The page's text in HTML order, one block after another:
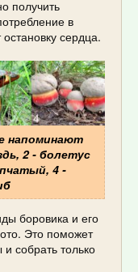
получить
в
сердца.
напоминают
2 - болетус
4 -
боровика и его
Это поможет
собрать только